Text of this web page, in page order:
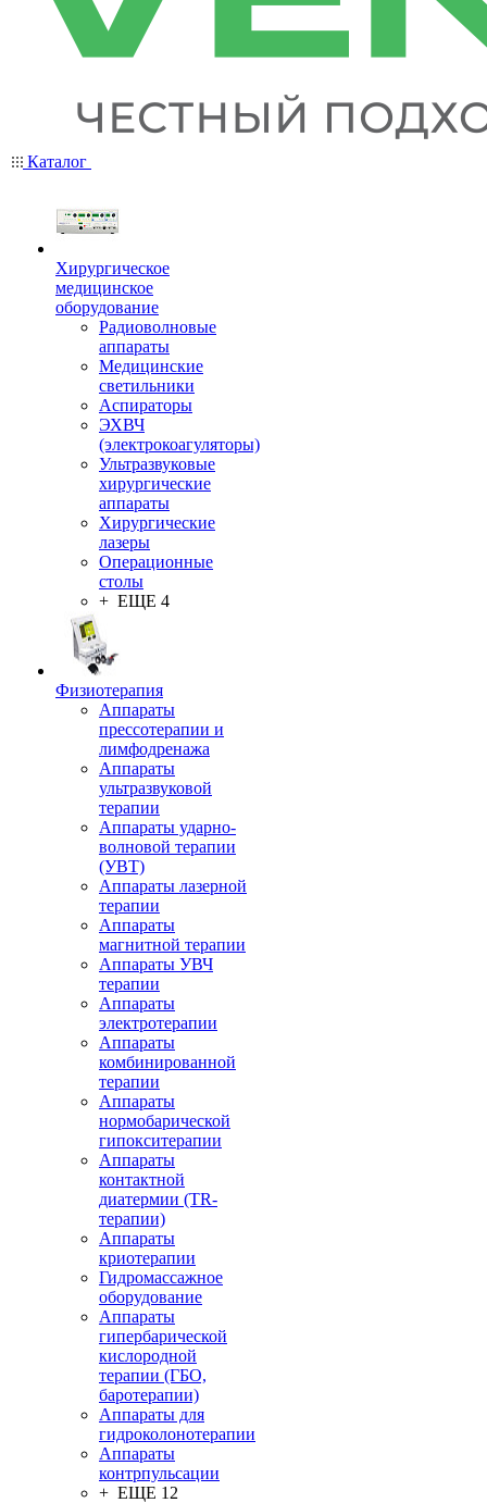
Каталог
Хирургическое
медицинское
оборудование
Радиоволновые
аппараты
Медицинские
светильники
Аспираторы
ЭХВЧ
(электрокоагуляторы)
Ультразвуковые
хирургические
аппараты
Хирургические
лазеры
Операционные
столы
+ ЕЩЕ 4
Физиотерапия
Аппараты
прессотерапии и
лимфодренажа
Аппараты
ультразвуковой
терапии
Аппараты ударно-
волновой терапии
(УВТ)
Аппараты лазерной
терапии
Аппараты
магнитной терапии
Аппараты УВЧ
терапии
Аппараты
электротерапии
Аппараты
комбинированной
терапии
Аппараты
нормобарической
гипокситерапии
Аппараты
контактной
диатермии (TR-
терапии)
Аппараты
криотерапии
Гидромассажное
оборудование
Аппараты
гипербарической
кислородной
терапии (ГБО,
баротерапии)
Аппараты для
гидроколонотерапии
Аппараты
контрпульсации
+ ЕЩЕ 12